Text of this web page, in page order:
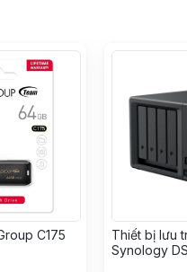
C175
Thiết bị lưu
Synology